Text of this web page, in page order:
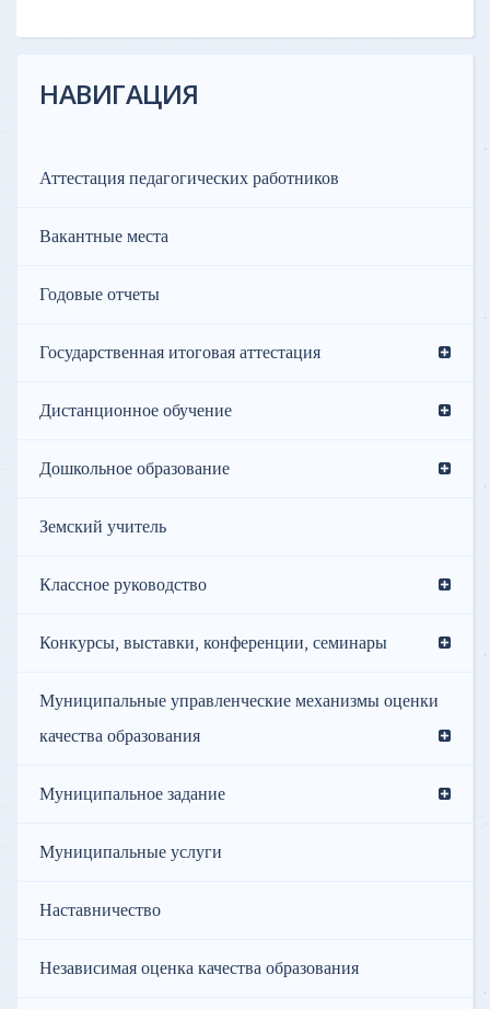
НАВИГАЦИЯ
Аттестация педагогических работников
Вакантные места
Годовые отчеты
Государственная итоговая аттестация
Дистанционное обучение
Дошкольное образование
Земский учитель
Классное руководство
Конкурсы, выставки, конференции, семинары
Муниципальные управленческие механизмы оценки
качества образования
Муниципальное задание
Муниципальные услуги
Наставничество
Независимая оценка качества образования